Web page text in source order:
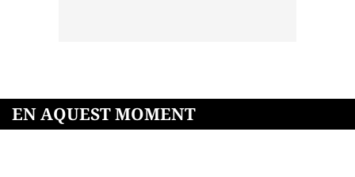
EN AQUEST MOMENT